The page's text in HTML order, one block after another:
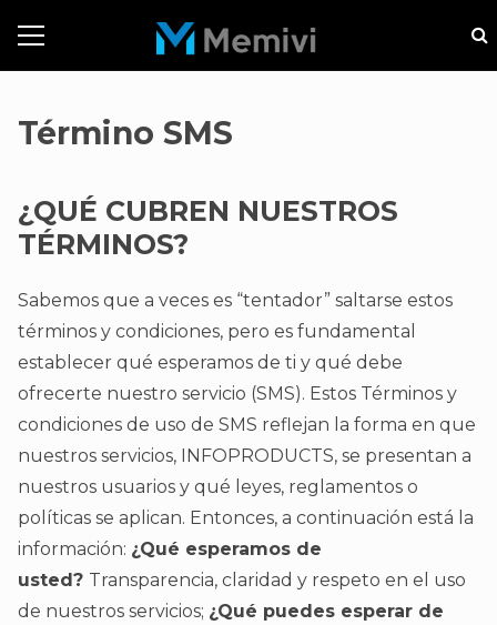
Término SMS
¿QUÉ CUBREN NUESTROS
TÉRMINOS?
Sabemos que a veces es “tentador” saltarse estos
términos y condiciones, pero es fundamental
establecer qué esperamos de ti y qué debe
ofrecerte nuestro servicio (SMS). Estos Términos y
condiciones de uso de SMS reflejan la forma en que
nuestros servicios, INFOPRODUCTS, se presentan a
nuestros usuarios y qué leyes, reglamentos o
políticas se aplican. Entonces, a continuación está la
información: ¿Qué esperamos de
usted? Transparencia, claridad y respeto en el uso
de nuestros servicios; ¿Qué puedes esperar de